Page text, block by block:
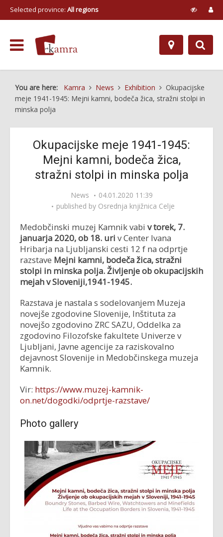
Selected province: All regions
You are here: Kamra News Exhibition
Okupacijske
meje 1941-1945: Mejni kamni, bodeča žica, stražni stolpi in
minska polja
Okupacijske meje 1941-1945:
Mejni kamni, bodeča žica,
stražni stolpi in minska polja
News
04.01.2020 11:39
published by Osrednja knjižnica Celje
Medobčinski muzej Kamnik vabi v torek, 7.
januarja 2020, ob 18. uri v Center Ivana
Hribarja na Ljubljanski cesti 12 f na odprtje
razstave Mejni kamni, bodeča žica, stražni
stolpi in minska polja. Življenje ob okupacijskih
mejah v Sloveniji,1941-1945.
Razstava je nastala s sodelovanjem Muzeja
novejše zgodovine Slovenije, Inštituta za
novejšo zgodovino ZRC SAZU, Oddelka za
zgodovino Filozofske fakultete Univerze v
Ljubljani, Javne agencije za raziskovalno
dejavnost Slovenije in Medobčinskega muzeja
Kamnik.
Vir: https://www.muzej-kamnik-
on.net/dogodki/odprtje-razstave/
Photo gallery